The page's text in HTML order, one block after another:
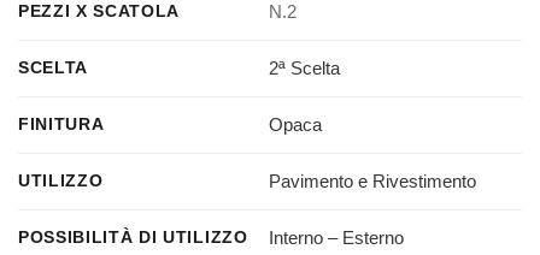
PEZZI X SCATOLA N.2
SCELTA 2ª Scelta
FINITURA Opaca
UTILIZZO Pavimento e Rivestimento
POSSIBILITÀ DI UTILIZZO Interno – Esterno